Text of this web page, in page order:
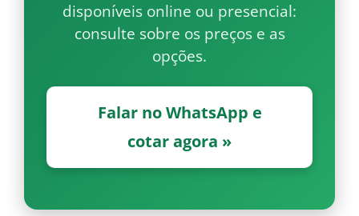
disponíveis online ou presencial:
consulte sobre os preços e as
opções.
Falar no WhatsApp e
cotar agora »